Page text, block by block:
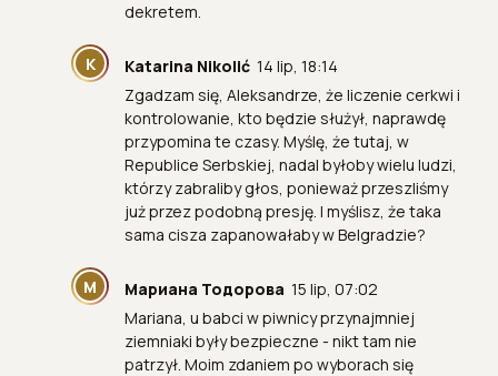
dekretem.
K Katarina Nikolić 14 lip, 18:14
Zgadzam się, Aleksandrze, że liczenie cerkwi i
kontrolowanie, kto będzie służył, naprawdę
przypomina te czasy. Myślę, że tutaj, w
Republice Serbskiej, nadal byłoby wielu ludzi,
którzy zabraliby głos, ponieważ przeszliśmy
już przez podobną presję. I myślisz, że taka
sama cisza zapanowałaby w Belgradzie?
М Мариана Тодорова 15 lip, 07:02
Mariana, u babci w piwnicy przynajmniej
ziemniaki były bezpieczne - nikt tam nie
patrzył. Moim zdaniem po wyborach się